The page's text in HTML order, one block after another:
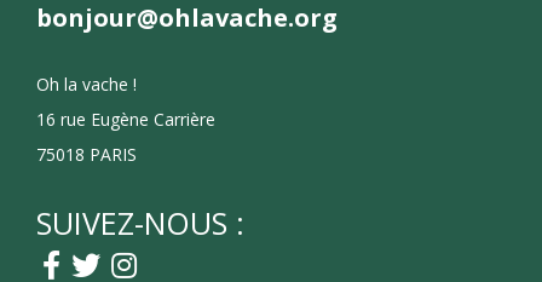
bonjour@ohlavache.org
Oh la vache !
16 rue Eugène Carrière
75018 PARIS
SUIVEZ-NOUS :